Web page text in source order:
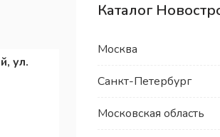
ул.
Каталог
Москва
Санкт-Петербург
Московская область